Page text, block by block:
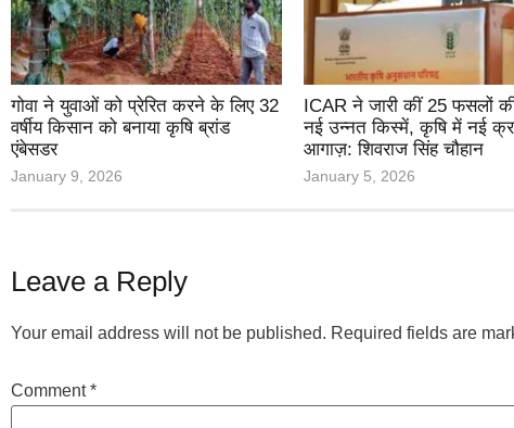
गोवा ने युवाओं को प्रेरित करने के लिए 32
वर्षीय किसान को बनाया कृषि ब्रांड
एंबेसडर
January 9, 2026
ICAR ने जारी कीं 25 फसलों
नई उन्नत किस्में, कृषि में नई
आगाज़: शिवराज सिंह चौहान
January 5, 2026
Leave a Reply
Your email address will not be published. Required fields are
Comment*